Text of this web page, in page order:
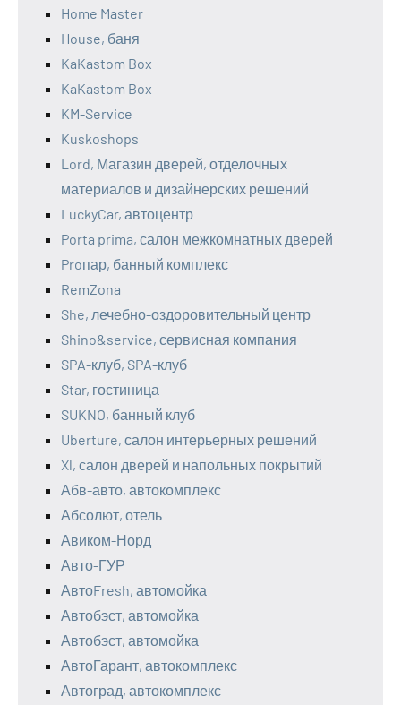
Home Master
House, баня
KaKastom Box
KaKastom Box
KM-Service
Kuskoshops
Lord, Магазин дверей, отделочных
материалов и дизайнерских решений
LuckyCar, автоцентр
Porta prima, салон межкомнатных дверей
Proпар, банный комплекс
RemZona
She, лечебно-оздоровительный центр
Shino&service, сервисная компания
SPA-клуб, SPA-клуб
Star, гостиница
SUKNO, банный клуб
Uberture, салон интерьерных решений
Xl, салон дверей и напольных покрытий
Абв-авто, автокомплекс
Абсолют, отель
Авиком-Норд
Авто-ГУР
АвтоFresh, автомойка
Автобэст, автомойка
Автобэст, автомойка
АвтоГарант, автокомплекс
Автоград, автокомплекс